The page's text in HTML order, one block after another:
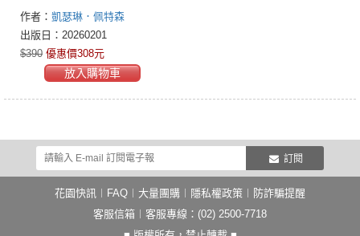
作者： 凱瑟琳．佩特森
(Katherine Paterson)
出版日：20260201
$390 優惠價308元
放入購物車
訂閱
花園快訊 FAQ 大量團購 隱私權政策
防詐騙提醒
客服信箱 ︱客服專線：(02) 2500-7718